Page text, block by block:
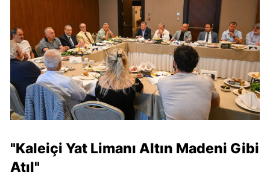
"Kaleiçi Yat Limanı Altın Madeni Gibi
Atıl"